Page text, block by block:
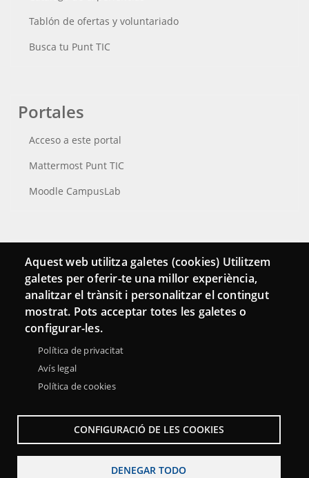
Tablón de ofertas y voluntariado
Busca tu Punt TIC
Portales
Acceso a este portal
Mattermost Punt TIC
Moodle CampusLab
Conecta
Contacto
Hemeroteca
Aquest web utilitza galetes (cookies) Utilitzem
galetes per oferir-te una millor experiència,
analitzar el trànsit i personalitzar el contingut
mostrat. Pots acceptar totes les galetes o
configurar-les.
Política de privacitat
Avís legal
Política de cookies
CONFIGURACIÓ DE LES COOKIES
DENEGAR TODO